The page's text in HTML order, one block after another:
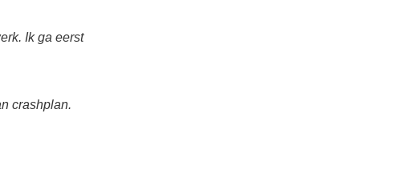
Ik ga eerst
crashplan.